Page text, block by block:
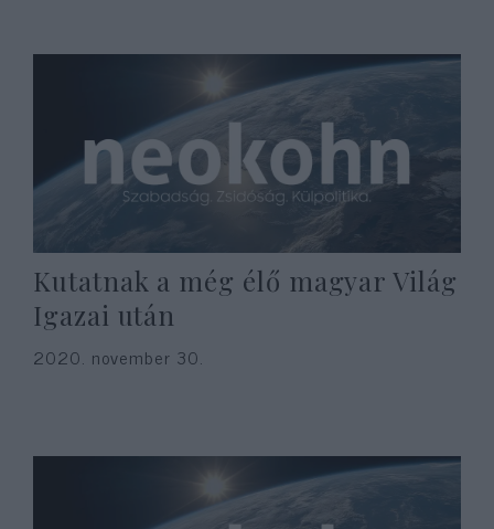
Kutatnak a még élő magyar Világ
Igazai után
2020. november 30.